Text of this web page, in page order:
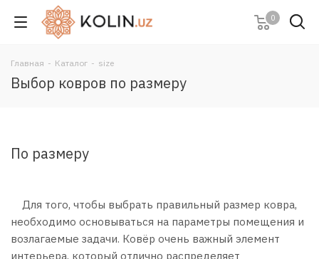
0
Главная - Каталог - size
Выбор ковров по размеру
По размеру
Для того, чтобы выбрать правильный размер ковра,
необходимо основываться на параметры помещения и
возлагаемые задачи. Ковёр очень важный элемент
интерьера, который отлично распределяет